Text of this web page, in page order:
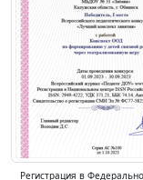
Регистрация в